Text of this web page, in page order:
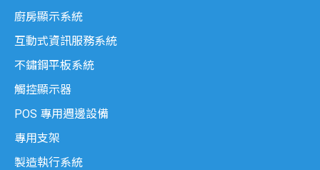
廚房顯示系統
互動式資訊服務系統
不鏽鋼平板系統
觸控顯示器
POS 專用週邊設備
專用支架
製造執行系統